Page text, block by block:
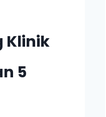
Klinik
5